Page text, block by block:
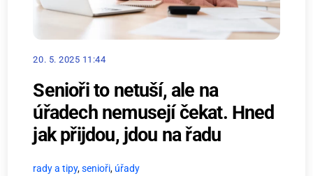
20. 5. 2025 11:44
Senioři to netuší, ale na
úřadech nemusejí čekat. Hned
jak přijdou, jdou na řadu
rady a tipy,senioři, úřady